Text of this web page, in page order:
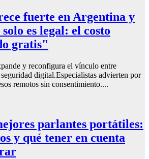
fuerte en Argentina y
es legal: el costo
gratis"
y reconfigura el vínculo entre
digital.Especialistas advierten por
remotos sin consentimiento....
parlantes portátiles:
y qué tener en cuenta